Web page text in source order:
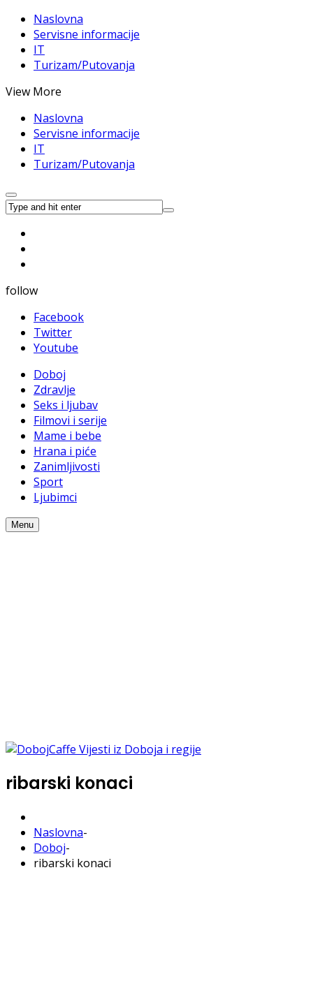
Naslovna
Servisne informacije
IT
Turizam/Putovanja
View More
Naslovna
Servisne informacije
IT
Turizam/Putovanja
follow
Facebook
Twitter
Youtube
Doboj
Zdravlje
Seks i ljubav
Filmovi i serije
Mame i bebe
Hrana i piće
Zanimljivosti
Sport
Ljubimci
Menu
ribarski konaci
Naslovna-
Doboj-
ribarski konaci